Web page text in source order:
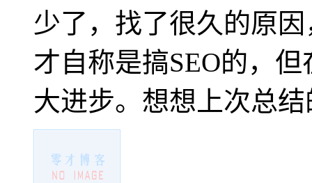
少了，找了很久的原
才自称是搞SEO的，
大进步。想想上次总结